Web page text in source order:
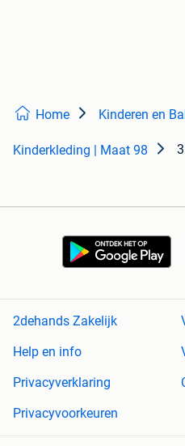
Home Kinderen en
Kinderkleding | Maat 98
2dehands Zakelijk
Help en info
Privacyverklaring
Privacyvoorkeuren